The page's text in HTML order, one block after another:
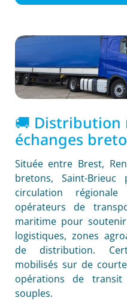
🚚 Distribution
échanges
Située entre Brest,
bretons, Saint-
circulation
opérateurs de
maritime pour
logistiques, zones
de distribution.
mobilisés sur de
opérations de transit
souples.